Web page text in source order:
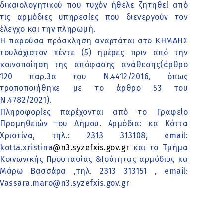
δικαιολογητικού που τυχόν ήθελε ζητηθεί από
τις αρμόδιες υπηρεσίες που διενεργούν τον
έλεγχο και την πληρωμή.
Η παρούσα πρόσκληση αναρτάται στο ΚΗΜΔΗΣ
τουλάχιστον πέντε (5) ημέρες πριν από την
κοινοποίηση της απόφασης ανάθεσης(άρθρο
120 παρ.3α του Ν.4412/2016, όπως
τροποποιήθηκε με το άρθρο 53 του
Ν.4782/2021).
Πληροφορίες παρέχονται από το Γραφείο
Προμηθειών του Δήμου. Αρμόδια: κα Κόττα
Χριστίνα, τηλ.: 2313 313108, email:
kotta.xristina@n3.syzefxis.gov.gr και το Τμήμα
Κοινωνικής Προστασίας &Ισότητας αρμόδιος κα
Μάρω Βασσάρα ,τηλ. 2313 313151 , email:
Vassara.maro@n3.syzefxis.gov.gr